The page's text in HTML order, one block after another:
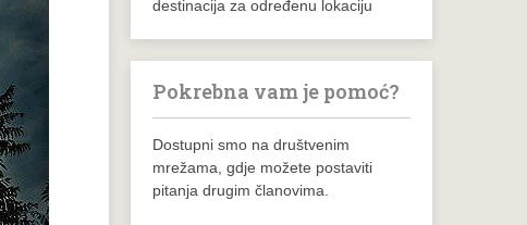
destinacija za određenu lokaciju
Pokrebna vam je pomoć?
Dostupni smo na društvenim
mrežama, gdje možete postaviti
pitanja drugim članovima.